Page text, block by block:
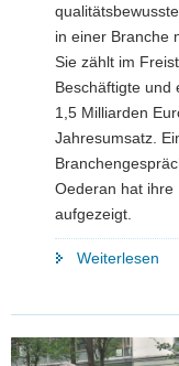
in einer Branche
Sie zählt im
Beschäftigte und
1,5 Milliarden
Jahresumsatz.
Oederan hat ihre
aufgezeigt.
Weiterlesen